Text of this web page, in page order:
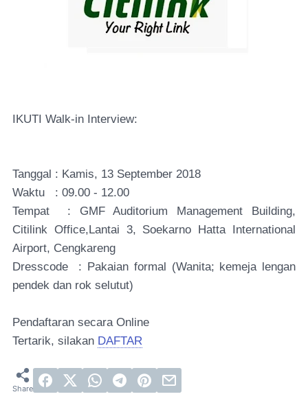
IKUTI Walk-in Interview:
Tanggal : Kamis, 13 September 2018
Waktu : 09.00 - 12.00
Tempat : GMF Auditorium Management Building,
Citilink Office,Lantai 3, Soekarno Hatta International
Airport, Cengkareng
Dresscode : Pakaian formal (Wanita; kemeja lengan
pendek dan rok selutut)
Pendaftaran secara Online
Tertarik, silakan DAFTAR